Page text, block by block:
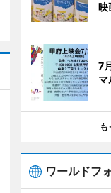
映
7
マ
も
ワールドフ